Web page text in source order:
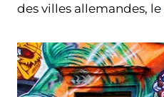
des villes allemandes, le